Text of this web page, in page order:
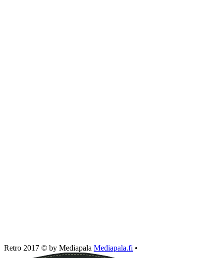
Retro 2017 © by Mediapala Mediapala.fi •